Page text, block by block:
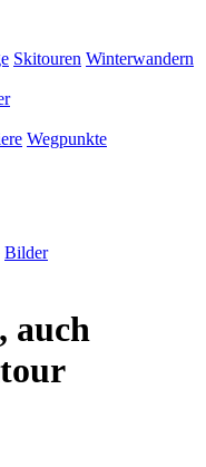
Skitouren Winterwandern
Wegpunkte
Bilder
auch